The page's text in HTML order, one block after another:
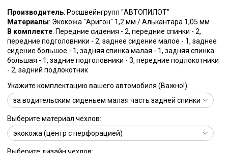
Производитель: Росшвейнгрупп "АВТОПИЛОТ"
Материалы: Экокожа "Аригон" 1,2 мм / Алькантара 1,05 мм
В комплекте: Передние сидения - 2, передние спинки - 2,
передние подголовники - 2, заднее сидение малое - 1, заднее
сидение большое - 1, задняя спинка малая - 1, задняя спинка
большая - 1, задние подголовники - 3, передние подлокотники
- 2, задний подлокотник
Укажите комплектацию вашего автомобиля (Важно!):
Выберите материал чехлов: